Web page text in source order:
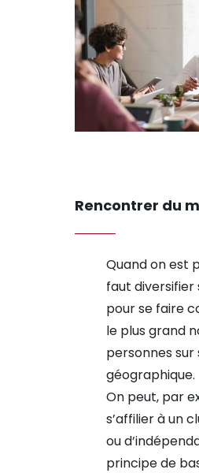
Rencontrer du
Quand on est
faut diversifier
pour se faire
le plus grand
personnes
géographique.
On peut, par
s’affilier à un
ou
principe de